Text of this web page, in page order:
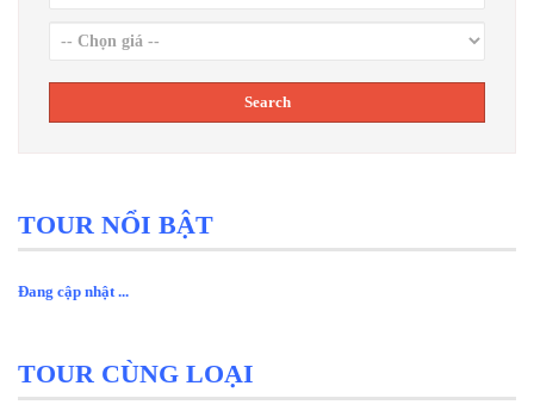
TOUR NỔI BẬT
Đang cập nhật ...
TOUR CÙNG LOẠI